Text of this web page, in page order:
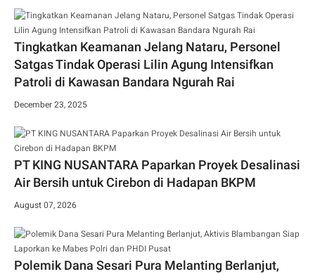
Tingkatkan Keamanan Jelang Nataru, Personel
Satgas Tindak Operasi Lilin Agung Intensifkan
Patroli di Kawasan Bandara Ngurah Rai
December 23, 2025
PT KING NUSANTARA Paparkan Proyek Desalinasi
Air Bersih untuk Cirebon di Hadapan BKPM
August 07, 2026
Polemik Dana Sesari Pura Melanting Berlanjut,